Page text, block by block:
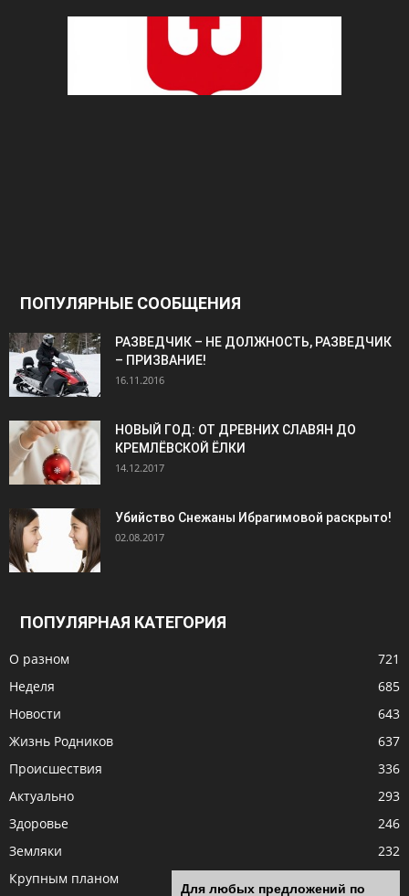
ПОПУЛЯРНЫЕ СООБЩЕНИЯ
РАЗВЕДЧИК – НЕ ДОЛЖНОСТЬ, РАЗВЕДЧИК
– ПРИЗВАНИЕ!
16.11.2016
НОВЫЙ ГОД: ОТ ДРЕВНИХ СЛАВЯН ДО
КРЕМЛЁВСКОЙ ЁЛКИ
14.12.2017
Убийство Снежаны Ибрагимовой раскрыто!
02.08.2017
ПОПУЛЯРНАЯ КАТЕГОРИЯ
О разном
721
Неделя
685
Новости
643
Жизнь Родников
637
Происшествия
336
Актуально
293
Здоровье
246
Земляки
232
Крупным планом
Для любых предложений по